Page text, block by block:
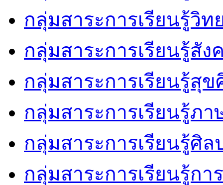
กลุ่มสาระการเรียนรู้วิท
กลุ่มสาระการเรียนรู้สัง
กลุ่มสาระการเรียนรู้สุ
กลุ่มสาระการเรียนรู้ภา
กลุ่มสาระการเรียนรู้ศิล
กลุ่มสาระการเรียนรู้กา